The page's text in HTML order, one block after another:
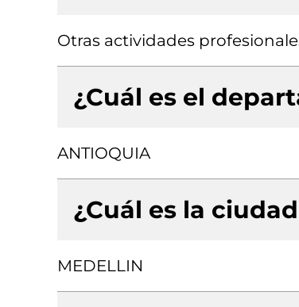
Otras actividades
¿Cuál es el
ANTIOQUIA
¿Cuál es la
MEDELLIN